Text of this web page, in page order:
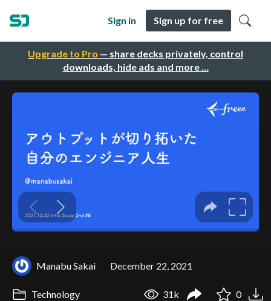
Upgrade to Pro — share decks privately, control
downloads, hide ads and more …
Sign in Sign up for free
Manabu Sakai December 22, 2021
Technology 31k 0